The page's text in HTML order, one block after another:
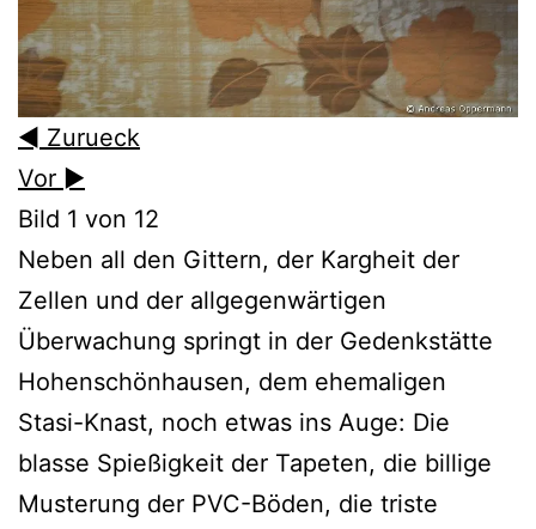
◄ Zurueck
Vor ►
Bild 1 von 12
Neben all den Gittern, der Kargheit der
Zellen und der allgegenwärtigen
Überwachung springt in der Gedenkstätte
Hohenschönhausen, dem ehemaligen
Stasi-Knast, noch etwas ins Auge: Die
blasse Spießigkeit der Tapeten, die billige
Musterung der PVC-Böden, die triste